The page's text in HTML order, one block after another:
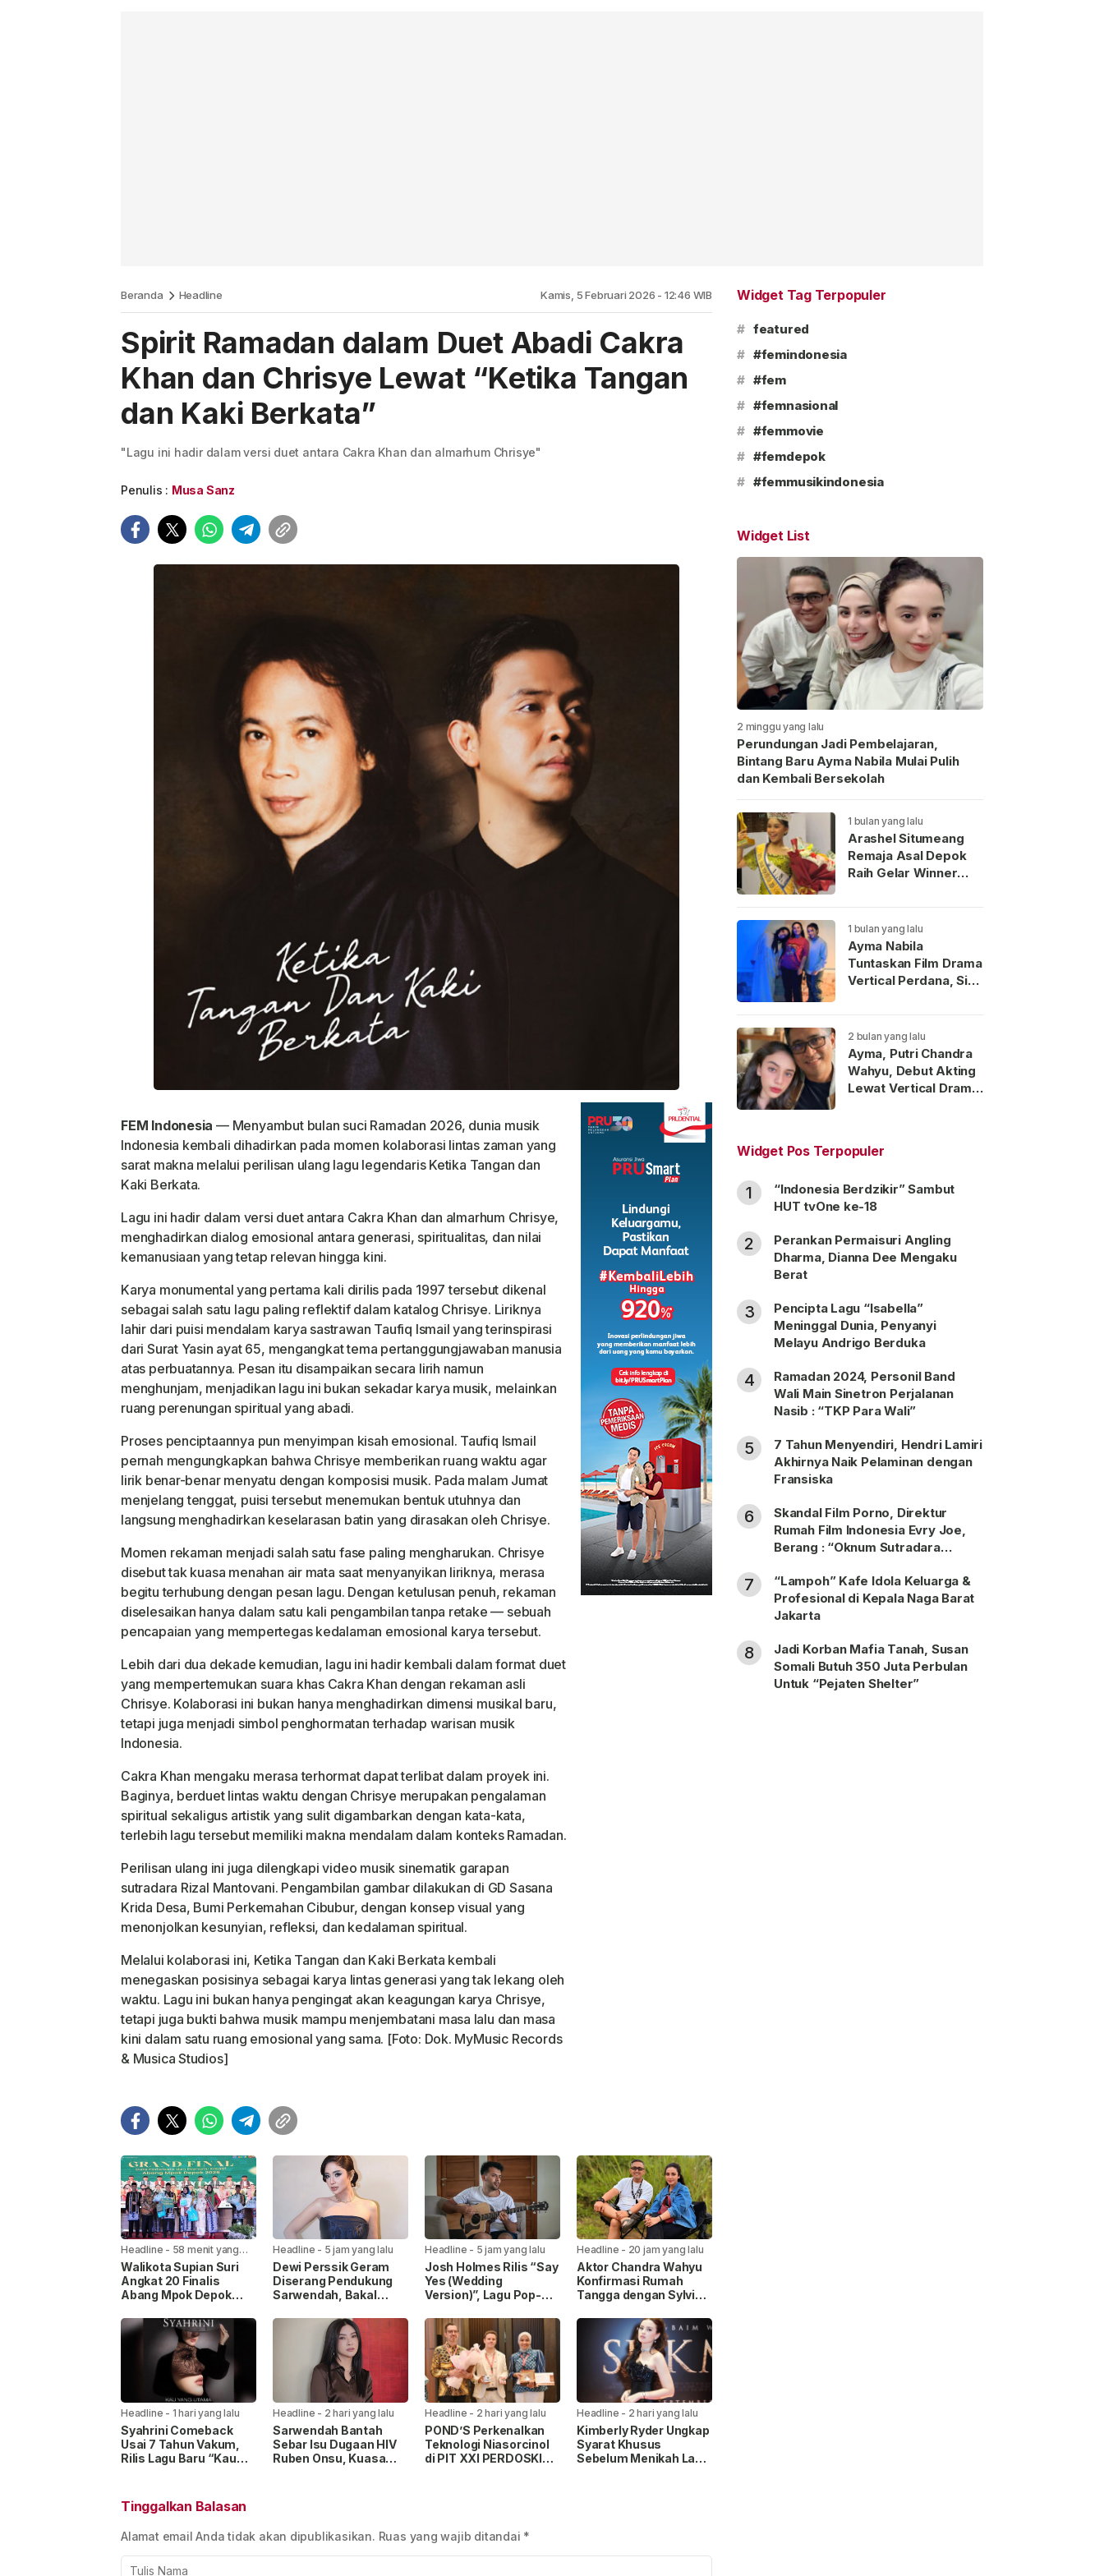
Beranda Headline Kamis, 5 Februari 2026 - 12:46 WIB
Spirit Ramadan dalam Duet Abadi Cakra
Khan dan Chrisye Lewat “Ketika Tangan
dan Kaki Berkata”
"Lagu ini hadir dalam versi duet antara Cakra Khan dan almarhum Chrisye"
Penulis : Musa Sanz
FEM Indonesia — Menyambut bulan suci Ramadan 2026, dunia musik
Indonesia kembali dihadirkan pada momen kolaborasi lintas zaman yang
sarat makna melalui perilisan ulang lagu legendaris Ketika Tangan dan
Kaki Berkata.
Lagu ini hadir dalam versi duet antara Cakra Khan dan almarhum Chrisye,
menghadirkan dialog emosional antara generasi, spiritualitas, dan nilai
kemanusiaan yang tetap relevan hingga kini.
Karya monumental yang pertama kali dirilis pada 1997 tersebut dikenal
sebagai salah satu lagu paling reflektif dalam katalog Chrisye. Liriknya
lahir dari puisi mendalam karya sastrawan Taufiq Ismail yang terinspirasi
dari Surat Yasin ayat 65, mengangkat tema pertanggungjawaban manusia
atas perbuatannya. Pesan itu disampaikan secara lirih namun
menghunjam, menjadikan lagu ini bukan sekadar karya musik, melainkan
ruang perenungan spiritual yang abadi.
Proses penciptaannya pun menyimpan kisah emosional. Taufiq Ismail
pernah mengungkapkan bahwa Chrisye memberikan ruang waktu agar
lirik benar-benar menyatu dengan komposisi musik. Pada malam Jumat
menjelang tenggat, puisi tersebut menemukan bentuk utuhnya dan
langsung menghadirkan keselarasan batin yang dirasakan oleh Chrisye.
Momen rekaman menjadi salah satu fase paling mengharukan. Chrisye
disebut tak kuasa menahan air mata saat menyanyikan liriknya, merasa
begitu terhubung dengan pesan lagu. Dengan ketulusan penuh, rekaman
diselesaikan hanya dalam satu kali pengambilan tanpa retake — sebuah
pencapaian yang mempertegas kedalaman emosional karya tersebut.
Lebih dari dua dekade kemudian, lagu ini hadir kembali dalam format duet
yang mempertemukan suara khas Cakra Khan dengan rekaman asli
Chrisye. Kolaborasi ini bukan hanya menghadirkan dimensi musikal baru,
tetapi juga menjadi simbol penghormatan terhadap warisan musik
Indonesia.
Cakra Khan mengaku merasa terhormat dapat terlibat dalam proyek ini.
Baginya, berduet lintas waktu dengan Chrisye merupakan pengalaman
spiritual sekaligus artistik yang sulit digambarkan dengan kata-kata,
terlebih lagu tersebut memiliki makna mendalam dalam konteks Ramadan.
Perilisan ulang ini juga dilengkapi video musik sinematik garapan
sutradara Rizal Mantovani. Pengambilan gambar dilakukan di GD Sasana
Krida Desa, Bumi Perkemahan Cibubur, dengan konsep visual yang
menonjolkan kesunyian, refleksi, dan kedalaman spiritual.
Melalui kolaborasi ini, Ketika Tangan dan Kaki Berkata kembali
menegaskan posisinya sebagai karya lintas generasi yang tak lekang oleh
waktu. Lagu ini bukan hanya pengingat akan keagungan karya Chrisye,
tetapi juga bukti bahwa musik mampu menjembatani masa lalu dan masa
kini dalam satu ruang emosional yang sama. [Foto: Dok. MyMusic Records
& Musica Studios]
Headline - 58 menit yang
lalu
Walikota Supian Suri
Angkat 20 Finalis
Abang Mpok Depok
Headline - 5 jam yang lalu
Dewi Perssik Geram
Diserang Pendukung
Sarwendah, Bakal
Headline - 5 jam yang lalu
Josh Holmes Rilis “Say
Yes (Wedding
Version)”, Lagu Pop-
Bernuansa Romantis
dari Bali
Headline - 20 jam yang lalu
Aktor Chandra Wahyu
Konfirmasi Rumah
Tangga dengan Sylvia
Semua Salah Saya”
Headline - 1 hari yang lalu
Syahrini Comeback
Usai 7 Tahun Vakum,
Rilis Lagu Baru “Kau
Headline - 2 hari yang lalu
Sarwendah Bantah
Sebar Isu Dugaan HIV
Ruben Onsu, Kuasa
Headline - 2 hari yang lalu
POND’S Perkenalkan
Teknologi Niasorcinol
di PIT XXI PERDOSKI
Headline - 2 hari yang lalu
Kimberly Ryder Ungkap
Syarat Khusus
Sebelum Menikah Lagi,
Tinggalkan Balasan
Alamat email Anda tidak akan dipublikasikan. Ruas yang wajib ditandai *
Widget Tag Terpopuler
# featured
# #femindonesia
# #fem
# #femnasional
# #femmovie
# #femdepok
# #femmusikindonesia
Widget List
2 minggu yang lalu
Perundungan Jadi Pembelajaran,
Bintang Baru Ayma Nabila Mulai Pulih
dan Kembali Bersekolah
1 bulan yang lalu
Arashel Situmeang
Remaja Asal Depok
Raih Gelar Winner
1 bulan yang lalu
Ayma Nabila
Tuntaskan Film Drama
Vertical Perdana, Siap
Indonesia
2 bulan yang lalu
Ayma, Putri Chandra
Wahyu, Debut Akting
Lewat Vertical Drama
Widget Pos Terpopuler
1
“Indonesia Berdzikir” Sambut
HUT tvOne ke-18
2
Perankan Permaisuri Angling
Dharma, Dianna Dee Mengaku
Berat
3
Pencipta Lagu “Isabella”
Meninggal Dunia, Penyanyi
Melayu Andrigo Berduka
4
Ramadan 2024, Personil Band
Wali Main Sinetron Perjalanan
Nasib : “TKP Para Wali”
5
7 Tahun Menyendiri, Hendri Lamiri
Akhirnya Naik Pelaminan dengan
Fransiska
6
Skandal Film Porno, Direktur
Rumah Film Indonesia Evry Joe,
Berang : “Oknum Sutradara
7
“Lampoh” Kafe Idola Keluarga &
Profesional di Kepala Naga Barat
Jakarta
8
Jadi Korban Mafia Tanah, Susan
Somali Butuh 350 Juta Perbulan
Untuk “Pejaten Shelter”